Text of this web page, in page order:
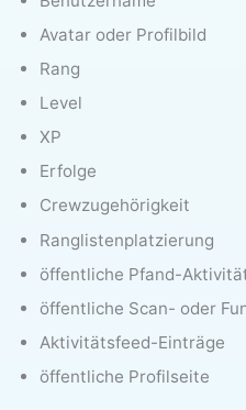
Avatar oder Profilbild
Rang
Level
XP
Erfolge
Crewzugehörigkeit
Ranglistenplatzierung
öffentliche Pfand-
öffentliche Scan- oder
Aktivitätsfeed-Einträge
öffentliche Profilseite